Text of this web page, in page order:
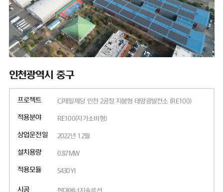
인천광역시 중구
프로젝트 CJ제일제당 인천 2공장 지붕형 태양광발전소 (RE100)
적용분야 RE100(자가소비형)
상업운전일 2022년 12월
설치용량 0.87MW
적용모듈 S430YI
시공